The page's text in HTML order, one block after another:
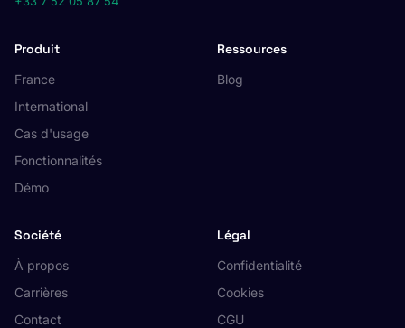
Produit
France
International
Cas d'usage
Fonctionnalités
Démo
Ressources
Blog
Société
À propos
Carrières
Contact
Légal
Confidentialité
Cookies
CGU